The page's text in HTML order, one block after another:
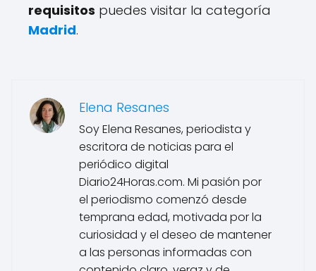
requisitos puedes visitar la categoría
Madrid.
Elena Resanes
Soy Elena Resanes, periodista y
escritora de noticias para el
periódico digital
Diario24Horas.com. Mi pasión por
el periodismo comenzó desde
temprana edad, motivada por la
curiosidad y el deseo de mantener
a las personas informadas con